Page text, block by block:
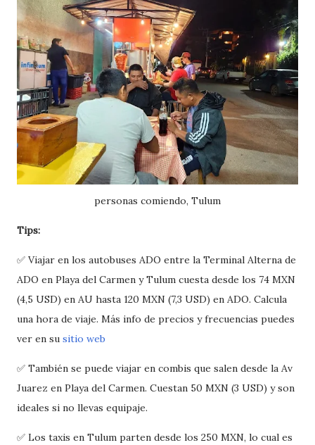
personas comiendo, Tulum
Tips:
✅ Viajar en los autobuses ADO entre la Terminal Alterna de
ADO en Playa del Carmen y Tulum cuesta desde los 74 MXN
(4,5 USD) en AU hasta 120 MXN (7,3 USD) en ADO. Calcula
una hora de viaje. Más info de precios y frecuencias puedes
ver en su sitio web
✅ También se puede viajar en combis que salen desde la Av
Juarez en Playa del Carmen. Cuestan 50 MXN (3 USD) y son
ideales si no llevas equipaje.
✅ Los taxis en Tulum parten desde los 250 MXN, lo cual es